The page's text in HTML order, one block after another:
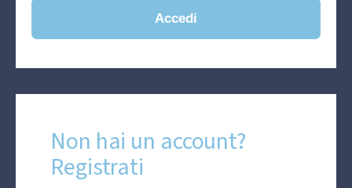
Non hai un account?
Registrati